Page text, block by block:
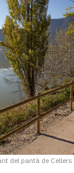
del pantà de Cellers